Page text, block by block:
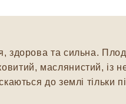
здорова та сильна.
маслянистий, із
до землі тільки